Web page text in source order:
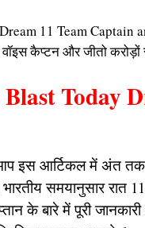
11 Team
कैप्टन और जीतो
Today
इस आर्टिकल में अंत
समयानुसार
के बारे में पूरी